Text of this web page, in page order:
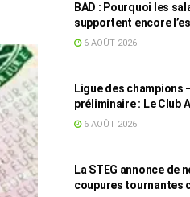
BAD : Pourquoi les
supportent encore
l’effort fiscal en
6 AOÛT 2026
Ligue des champions
préliminaire : Le Club
face au Djoliba AC
6 AOÛT 2026
La STEG annonce de
coupures tournantes